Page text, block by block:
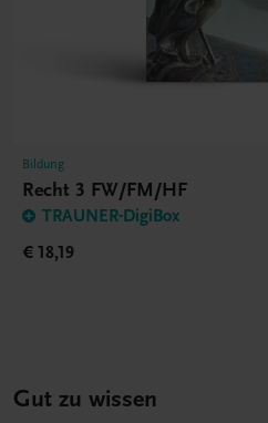
Bildung
Recht 3 FW/FM/HF
TRAUNER-DigiBox
€ 18,19
Gut zu wissen